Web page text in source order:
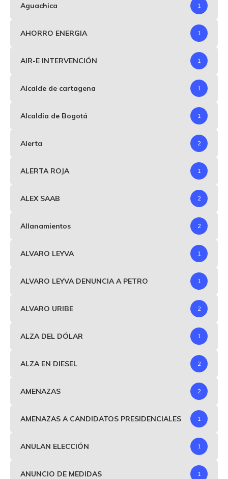
Aguachica 1
AHORRO ENERGIA 1
AIR-E INTERVENCIÓN 1
Alcalde de cartagena 1
Alcaldia de Bogotá 1
Alerta 2
ALERTA ROJA 1
ALEX SAAB 2
Allanamientos 2
ALVARO LEYVA 1
ALVARO LEYVA DENUNCIA A PETRO 1
ALVARO URIBE 2
ALZA DEL DÓLAR 1
ALZA EN DIESEL 2
AMENAZAS 2
AMENAZAS A CANDIDATOS PRESIDENCIALES 1
ANULAN ELECCIÓN 1
ANUNCIO DE MEDIDAS 1